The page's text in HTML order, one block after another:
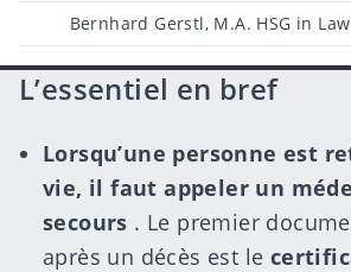
Post
author
Bernhard Gerstl, M.A. HSG in
L’essentiel en bref
Lorsqu’une personne est
vie, il faut appeler un
secours . Le premier
après un décès est le